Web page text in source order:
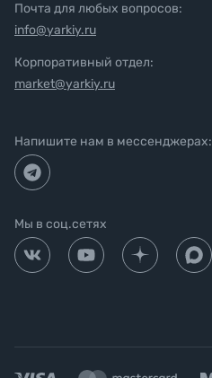
Почта для любых вопросов:
info@yarkiy.ru
Корпоративный отдел:
market@yarkiy.ru
Напишите нам в мессенджерах:
Мы в соц.сетях